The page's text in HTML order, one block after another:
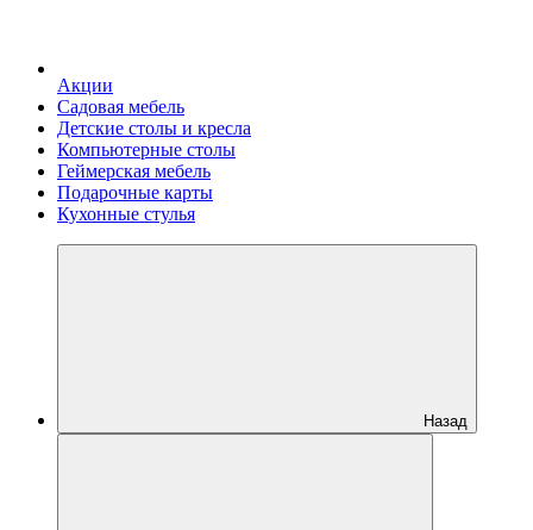
Акции
Садовая мебель
Детские столы и кресла
Компьютерные столы
Геймерская мебель
Подарочные карты
Кухонные стулья
Назад